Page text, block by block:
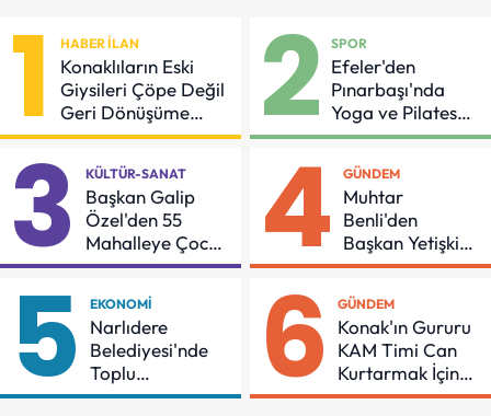
1 HABER İLAN
Konaklıların Eski
Giysileri Çöpe Değil
Geri Dönüşüme
Gidiyor
2 SPOR
Efeler'den
Pınarbaşı'nda
Yoga ve Pilates
Buluşması
3 KÜLTÜR-SANAT
Başkan Galip
Özel'den 55
Mahalleye Çocuk
Şenliği
4 GÜNDEM
Muhtar
Benli'den
Başkan Yetişkin'e
Teşekkür
5 EKONOMI
Narlıdere
Belediyesi'nde
Toplu
Sözleşmeye
6 GÜNDEM
Konak'ın Gururu
KAM Timi Can
Kurtarmak İçin
Demir Aldı